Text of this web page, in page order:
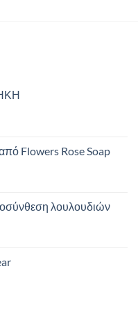
Flowers Rose Soap
λουλουδιών